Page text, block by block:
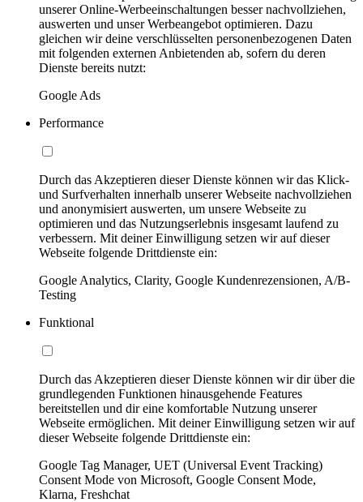
unserer Online-Werbeeinschaltungen besser nachvollziehen,
auswerten und unser Werbeangebot optimieren. Dazu
gleichen wir deine verschlüsselten personenbezogenen Daten
mit folgenden externen Anbietenden ab, sofern du deren
Dienste bereits nutzt:
Google Ads
Performance
Durch das Akzeptieren dieser Dienste können wir das Klick-
und Surfverhalten innerhalb unserer Webseite nachvollziehen
und anonymisiert auswerten, um unsere Webseite zu
optimieren und das Nutzungserlebnis insgesamt laufend zu
verbessern. Mit deiner Einwilligung setzen wir auf dieser
Webseite folgende Drittdienste ein:
Google Analytics, Clarity, Google Kundenrezensionen, A/B-
Testing
Funktional
Durch das Akzeptieren dieser Dienste können wir dir über die
grundlegenden Funktionen hinausgehende Features
bereitstellen und dir eine komfortable Nutzung unserer
Webseite ermöglichen. Mit deiner Einwilligung setzen wir auf
dieser Webseite folgende Drittdienste ein:
Google Tag Manager, UET (Universal Event Tracking)
Consent Mode von Microsoft, Google Consent Mode,
Klarna, Freshchat